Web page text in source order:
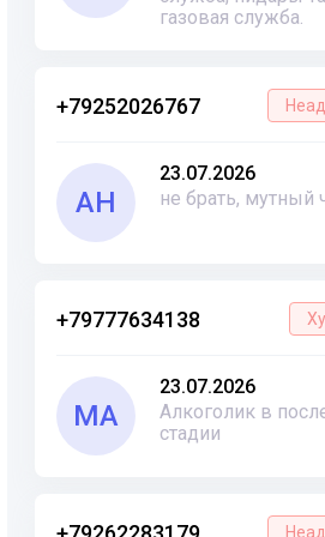
газовая служба.
+79252026767
АН
23.07.2026
не брать, мутный
+79777634138
МА
23.07.2026
Алкоголик в
стадии